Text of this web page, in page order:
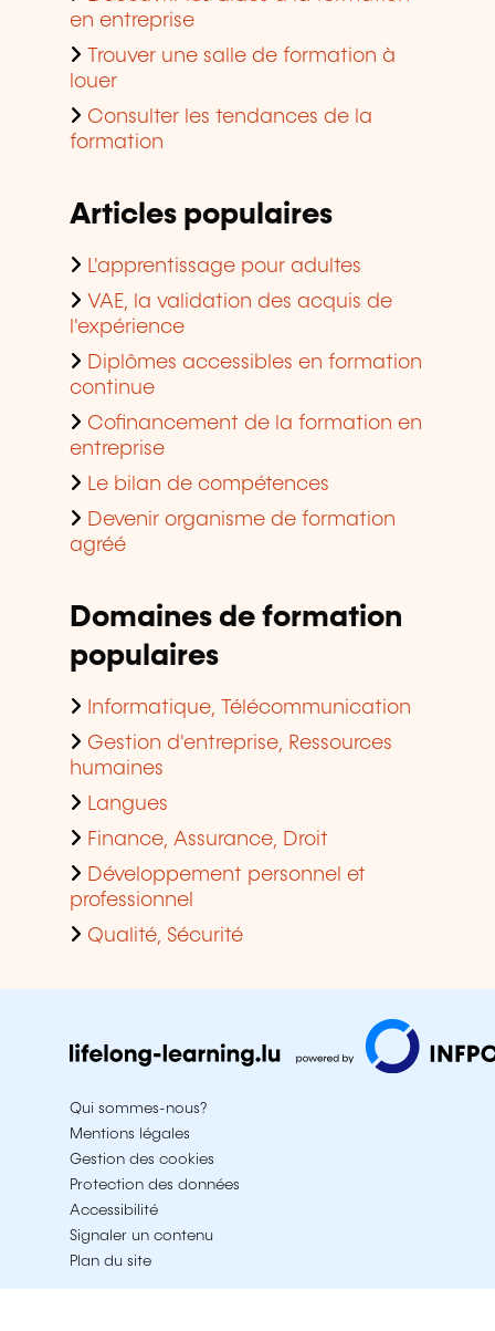
en entreprise
Trouver une salle de formation à
louer
Consulter les tendances de la
formation
Articles populaires
L'apprentissage pour adultes
VAE, la validation des acquis de
l'expérience
Diplômes accessibles en formation
continue
Cofinancement de la formation en
entreprise
Le bilan de compétences
Devenir organisme de formation
agréé
Domaines de formation
populaires
Informatique, Télécommunication
Gestion d'entreprise, Ressources
humaines
Langues
Finance, Assurance, Droit
Développement personnel et
professionnel
Qualité, Sécurité
Qui sommes-nous?
Mentions légales
Gestion des cookies
Protection des données
Accessibilité
Signaler un contenu
Plan du site